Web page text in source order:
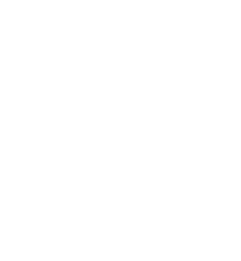
dwarfs, gnomes and an
on high, secluded plateaus,
of Mesolithic hunters, a
turquoise gaze, via
on topographic maps,